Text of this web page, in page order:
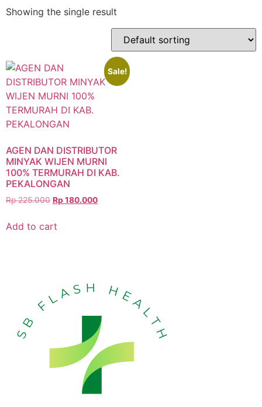
Showing the single result
Sale!
AGEN DAN DISTRIBUTOR
MINYAK WIJEN MURNI
100% TERMURAH DI KAB.
PEKALONGAN
Rp225.000 Rp 180.000
Add to cart